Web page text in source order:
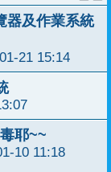
器及作業系統
21 15:14
耶~~
10 11:18